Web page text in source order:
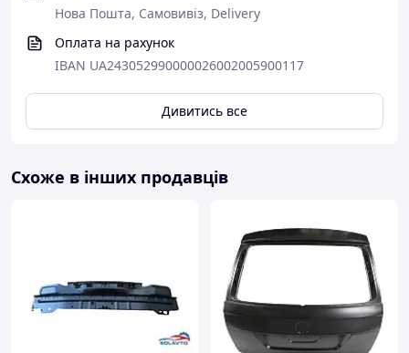
Нова Пошта, Самовивіз, Delivery
Оплата на рахунок
IBAN UA243052990000026002005900117
Дивитись все
Схоже в інших продавців